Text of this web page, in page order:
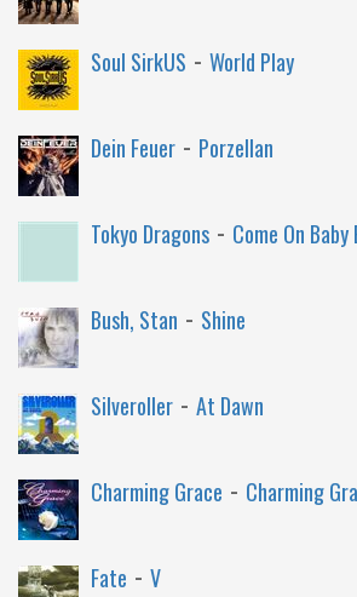
Soul SirkUS - World Play
Dein Feuer - Porzellan
Tokyo Dragons - Come On Baby
Bush, Stan - Shine
Silveroller - At Dawn
Charming Grace - Charming
Fate - V